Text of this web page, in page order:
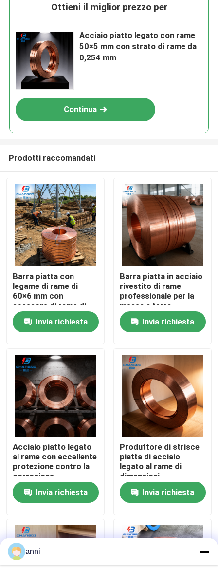
Casa
Prodotti
Chi siamo
Fatory Tour
Controllo di qualità
Contattaci
notizie
Tutti i casi
Richiedere un preventivo
Ottieni il miglior prezzo per
Acciaio piatto legato con rame
50×5 mm con strato di rame da
0,254 mm
Continua
Prodotti raccomandati
Barra piatta con
legame di rame di
60×6 mm con
spessore di rame di
250 μm
Invia richiesta
Barra piatta in acciaio
rivestito di rame
professionale per la
messa a terra
industriale
Invia richiesta
Acciaio piatto legato
al rame con eccellente
protezione contro la
corrosione
Invia richiesta
Produttore di strisce
piatta di acciaio
legato al rame di
dimensioni
personalizzate
Invia richiesta
anni